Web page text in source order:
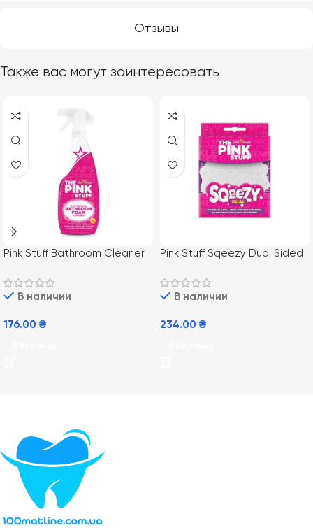
Отзывы
Также вас могут заинтересовать
Pink Stuff Bathroom Cleaner
средство для ванной
комнаты
В наличии
176.00 ₴
Pink Stuff Sqeezy Dual Sided
уборки универсальная
двусторонняя 1шт
В наличии
234.00 ₴